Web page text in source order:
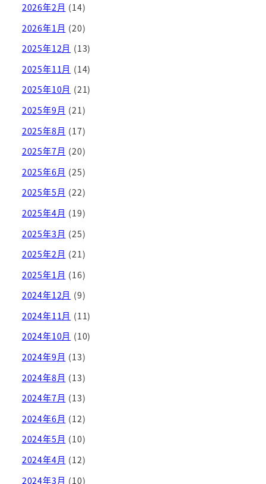
2026年2月 (14)
2026年1月 (20)
2025年12月 (13)
2025年11月 (14)
2025年10月 (21)
2025年9月 (21)
2025年8月 (17)
2025年7月 (20)
2025年6月 (25)
2025年5月 (22)
2025年4月 (19)
2025年3月 (25)
2025年2月 (21)
2025年1月 (16)
2024年12月 (9)
2024年11月 (11)
2024年10月 (10)
2024年9月 (13)
2024年8月 (13)
2024年7月 (13)
2024年6月 (12)
2024年5月 (10)
2024年4月 (12)
2024年3月 (10)